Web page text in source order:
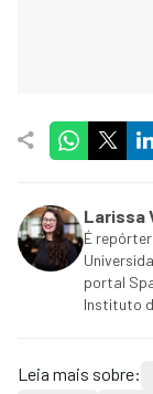
Larissa
É
portal
Instituto
Leia mais sobre: